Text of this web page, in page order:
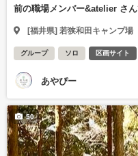
前の職場メンバー&atelier さ
[福井県] 若狭和田キャンプ場
グループ ソロ 区画サイト
あやぴー
50